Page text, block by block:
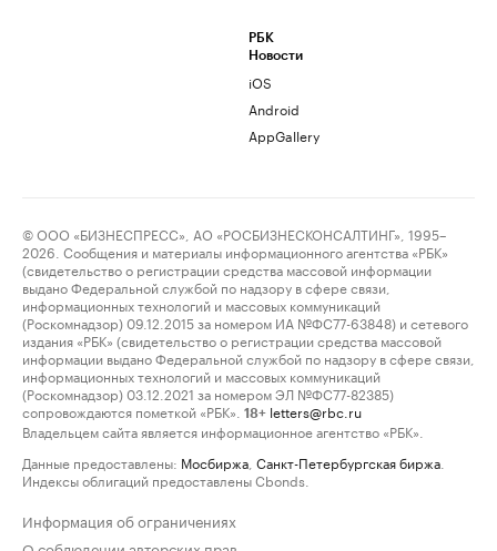
РБК
Новости
iOS
Android
AppGallery
© ООО «БИЗНЕСПРЕСС», АО «РОСБИЗНЕСКОНСАЛТИНГ», 1995–
2026. Сообщения и материалы информационного агентства «РБК»
(свидетельство о регистрации средства массовой информации
выдано Федеральной службой по надзору в сфере связи,
информационных технологий и массовых коммуникаций
(Роскомнадзор) 09.12.2015 за номером ИА №ФС77-63848) и сетевого
издания «РБК» (свидетельство о регистрации средства массовой
информации выдано Федеральной службой по надзору в сфере связи,
информационных технологий и массовых коммуникаций
(Роскомнадзор) 03.12.2021 за номером ЭЛ №ФС77-82385)
сопровождаются пометкой «РБК».
18+ letters@rbc.ru
Владельцем сайта является информационное агентство «РБК».
Данные предоставлены: Мосбиржа Санкт-Петербургская биржа
Индексы облигаций предоставлены Cbonds.
Информация об ограничениях